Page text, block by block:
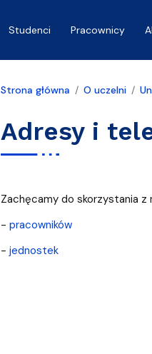
Studenci Pracownicy
Strona główna O uczelni
Adresy i
Zachęcamy do skorzystania z
- pracowników
- jednostek